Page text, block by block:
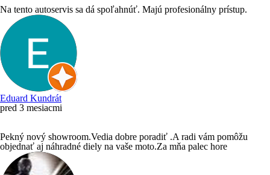
Na tento autoservis sa dá spoľahnúť. Majú profesionálny prístup.
Eduard Kundrát
pred 3 mesiacmi
Pekný nový showroom.Vedia dobre poradiť .A radi vám pomôžu
objednať aj náhradné diely na vaše moto.Za mňa palec hore